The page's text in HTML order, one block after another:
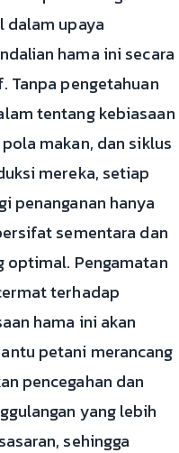
dalam upaya
hama ini secara
Tanpa pengetahuan
tentang kebiasaan
makan, dan siklus
mereka, setiap
penanganan hanya
sementara dan
optimal. Pengamatan
terhadap
hama ini akan
petani merancang
pencegahan dan
yang lebih
sehingga